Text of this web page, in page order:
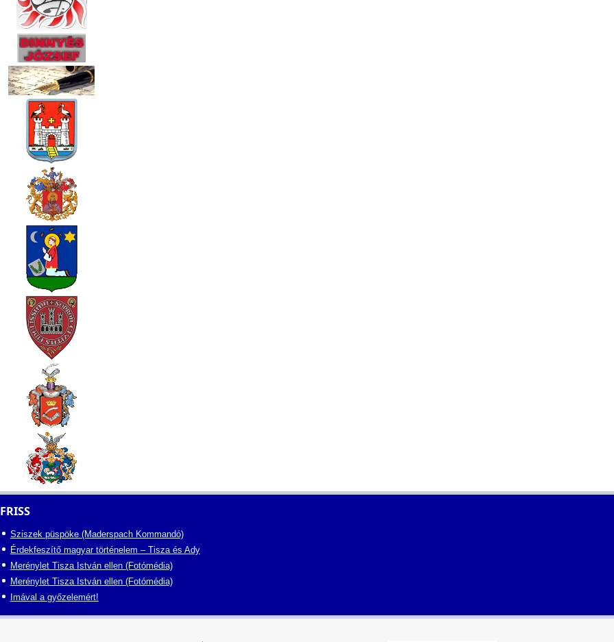
FRISS
Sziszek püspöke (Maderspach Kommandó)
Érdekfeszítő magyar történelem – Tisza és Ady
Merénylet Tisza István ellen (Fotómédia)
Merénylet Tisza István ellen (Fotómédia)
Imával a győzelemért!